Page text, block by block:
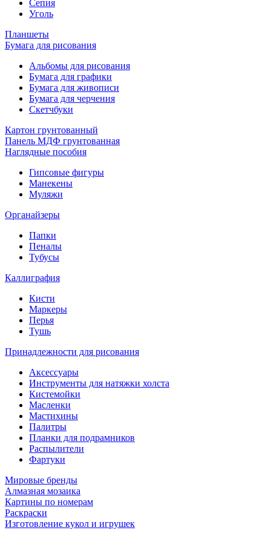
Сепия
Уголь
Планшеты
Бумага для рисования
Альбомы для рисования
Бумага для графики
Бумага для живописи
Бумага для черчения
Скетчбуки
Картон грунтованный
Панель МДФ грунтованная
Наглядные пособия
Гипсовые фигуры
Манекены
Муляжи
Органайзеры
Папки
Пеналы
Тубусы
Каллиграфия
Кисти
Маркеры
Перья
Тушь
Принадлежности для рисования
Аксессуары
Инструменты для натяжки холста
Кистемойки
Масленки
Мастихины
Палитры
Планки для подрамников
Распылители
Фартуки
Мировые бренды
Алмазная мозаика
Картины по номерам
Раскраски
Изготовление кукол и игрушек